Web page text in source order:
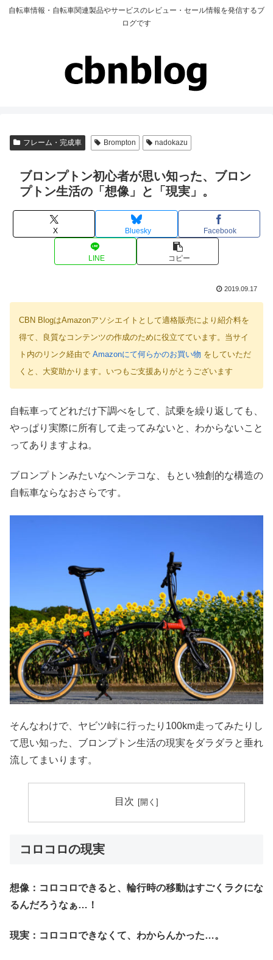
自転車情報・自転車関連製品やサービスのレビュー・セール情報を発信するブ
ログです
フレーム・完成車 Brompton nadokazu
ブロンプトン初心者が思い知った、ブロン
プトン生活の「想像」と「現実」。
X Bluesky Facebook
LINE コピー
2019.09.17
CBN BlogはAmazonアソシエイトとして適格販売により紹介料を
得て、良質なコンテンツの作成のために役立てています。当サイ
ト内のリンク経由で Amazonにて何らかのお買い物 をしていただ
くと、大変助かります。いつもご支援ありがとうございます
自転車ってどれだけ下調べをして、試乗を繰り返しても、
やっぱり実際に所有して走ってみないと、わからないこと
ってありますよね。
ブロンプトンみたいなヘンテコな、もとい独創的な構造の
自転車ならなおさらです。
そんなわけで、ヤビツ峠に行ったり100km走ってみたりし
て思い知った、ブロンプトン生活の現実をダラダラと垂れ
流してまいります。
目次
コロコロの現実
想像：コロコロできると、輪行時の移動はすごくラクにな
るんだろうなぁ…！
現実：コロコロできなくて、わからんかった…。